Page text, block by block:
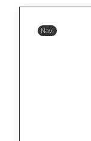
Navi